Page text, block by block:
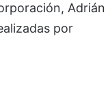
Adrián
por